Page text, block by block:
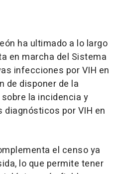
ha ultimado a lo largo
en marcha del Sistema
infecciones por VIH en
de disponer de la
la incidencia y
diagnósticos por VIH en
el censo ya
lo que permite tener